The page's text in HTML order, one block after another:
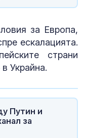
за Европа,
ескалацията.
страни
Украйна.
Путин и
за